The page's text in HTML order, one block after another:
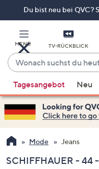
Du bist neu bei QVC?
MENÜ TV-RÜCKBLICK
Wonach
suchst
du
heute?
Vorschläge
verfügbar
sind,
verwenden
Sie
Pfeiltasten
Tagesangebot Neu
Mode Jeans
SCHIFFHAUER - 44